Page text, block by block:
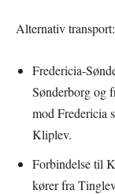
Alternativ transport:
Fredericia-
Sønderborg og
mod Fredericia
Kliplev.
Forbindelse til
kører fra